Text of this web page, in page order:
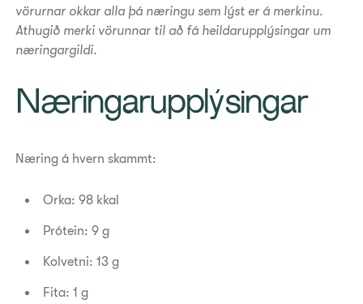
vörurnar okkar alla þá næringu sem lýst er á merkinu.
Athugið merki vörunnar til að fá heildarupplýsingar um
næringargildi.
​Næringarupplýsingar
Næring á hvern skammt:
Orka: 98 kkal
Prótein: 9 g
Kolvetni: 13 g
Fita: 1 g